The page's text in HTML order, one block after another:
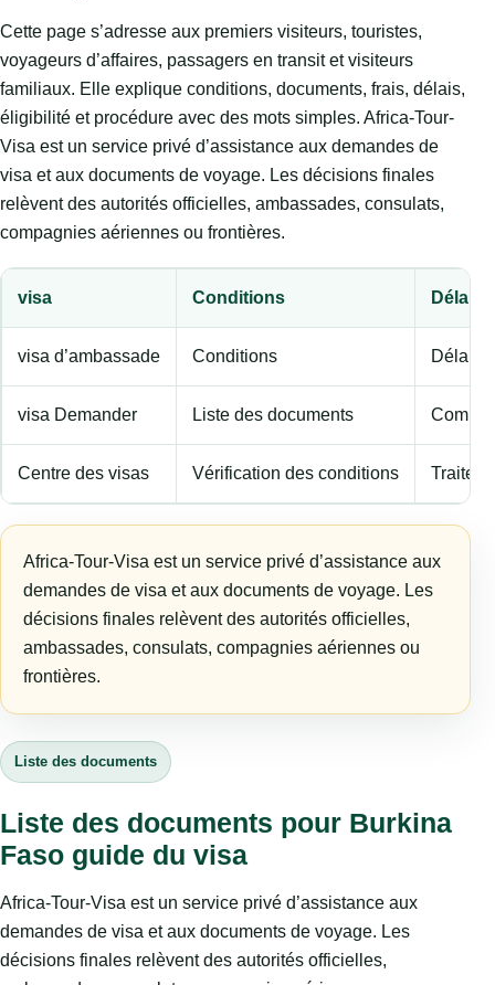
Cette page s’adresse aux premiers visiteurs, touristes,
voyageurs d’affaires, passagers en transit et visiteurs
familiaux. Elle explique conditions, documents, frais, délais,
éligibilité et procédure avec des mots simples. Africa-Tour-
Visa est un service privé d’assistance aux demandes de
visa et aux documents de voyage. Les décisions finales
relèvent des autorités officielles, ambassades, consulats,
compagnies aériennes ou frontières.
visa Conditions Délai
visa d’ambassade Conditions Délai
visa Demander Liste des documents
Centre des visas Vérification des conditions
Africa-Tour-Visa est un service privé d’assistance aux
demandes de visa et aux documents de voyage. Les
décisions finales relèvent des autorités officielles,
ambassades, consulats, compagnies aériennes ou
frontières.
Liste des documents
Liste des documents pour Burkina
Faso guide du visa
Africa-Tour-Visa est un service privé d’assistance aux
demandes de visa et aux documents de voyage. Les
décisions finales relèvent des autorités officielles,